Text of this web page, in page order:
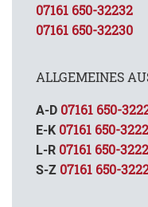
07161 650-32232
07161 650-32230
ALLGEMEINES
A-D 07161 650-
E-K 07161 650-
L-R 07161 650-
S-Z 07161 650-